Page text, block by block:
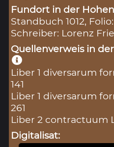
Fundort in der
Standbuch 1012,
Schreiber: Lorenz
Quellenverweis in
Liber 1 diversarum
141
Liber 1 diversarum
261
Liber 2 contractuum
Digitalisat: